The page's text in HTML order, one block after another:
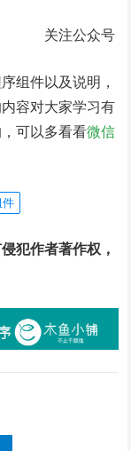
公众号
组件以及说明，
容对大家学习有
可以多看看微信
件
犯作者著作权，